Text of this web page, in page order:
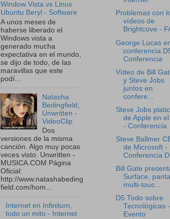
Window Vista vs Linux
Ubuntu Beryl - Software
A unos meses de
haberse liberado el
Windows vista a
generado mucha
expectativa en el mundo,
se dijo de todo, de las
maravillas que este
podí...
Natasha
Bedingfield,
Unwritten -
VideoClip
Dos
versiones de la misma
canción. Algo muy pocas
veces visto. Unwritten -
MUSICA.COM Página
Oficial:
http://www.natashabeding
field.com/hom...
Internet en Infinitum,
todo un mito - Internet
Problemas con
vídeos de
Brightcove -
George Lucas
conferencia
Conferencia
Vídeo de Bill
y Steve Jobs
juntos en
confere...
Steve Jobs
de Apple en
- Conferencia
Steve Ballmer
de Microsoft -
Conferencia
Bill Gate
Surface,
multi-touc...
D5 Todo sobre
Tecnológicas -
Evento